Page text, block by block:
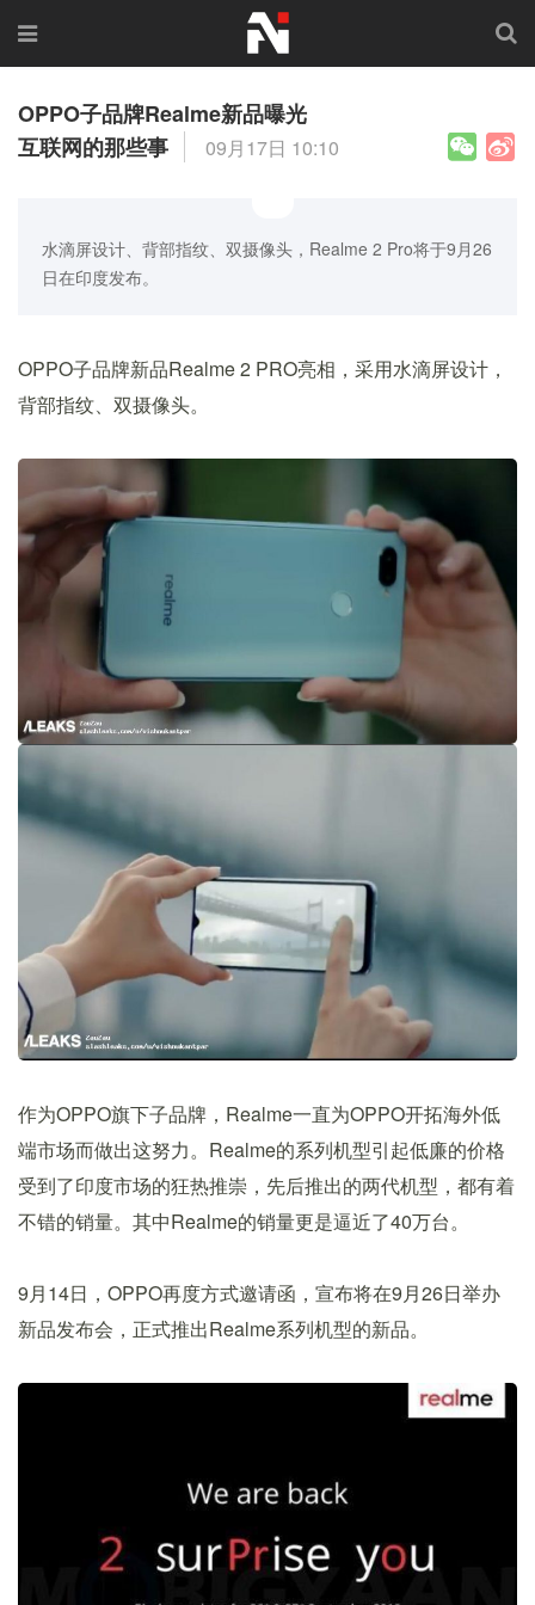
OPPO子品牌Realme新品曝光
互联网的那些事
09月17日 10:10
水滴屏设计、背部指纹、双摄像头，Realme 2 Pro将于9月26
日在印度发布。
OPPO子品牌新品Realme 2 PRO亮相，采用水滴屏设计，
背部指纹、双摄像头。
作为OPPO旗下子品牌，Realme一直为OPPO开拓海外低
端市场而做出这努力。Realme的系列机型引起低廉的价格
受到了印度市场的狂热推崇，先后推出的两代机型，都有着
不错的销量。其中Realme的销量更是逼近了40万台。
9月14日，OPPO再度方式邀请函，宣布将在9月26日举办
新品发布会，正式推出Realme系列机型的新品。